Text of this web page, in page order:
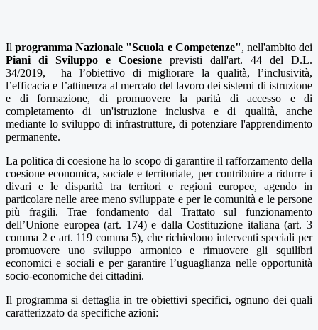
Ilprogramma Nazionale "Scuola e Competenze", nell'ambito dei
Piani di Sviluppo e Coesione previsti dall'art. 44 del D.L.
34/2019, ha l’obiettivo di migliorare la qualità, l’inclusività,
l’efficacia e l’attinenza al mercato del lavoro dei sistemi di istruzione
e di formazione, di promuovere la parità di accesso e di
completamento di un'istruzione inclusiva e di qualità, anche
mediante lo sviluppo di infrastrutture, di potenziare l'apprendimento
permanente.
La politica di coesione ha lo scopo di garantire il rafforzamento della
coesione economica, sociale e territoriale, per contribuire a ridurre i
divari e le disparità tra territori e regioni europee, agendo in
particolare nelle aree meno sviluppate e per le comunità e le persone
più fragili. Trae fondamento dal Trattato sul funzionamento
dell’Unione europea (art. 174) e dalla Costituzione italiana (art. 3
comma 2 e art. 119 comma 5), che richiedono interventi speciali per
promuovere uno sviluppo armonico e rimuovere gli squilibri
economici e sociali e per garantire l’uguaglianza nelle opportunità
socio-economiche dei cittadini.
Il programma si dettaglia in tre obiettivi specifici, ognuno dei quali
caratterizzato da specifiche azioni: